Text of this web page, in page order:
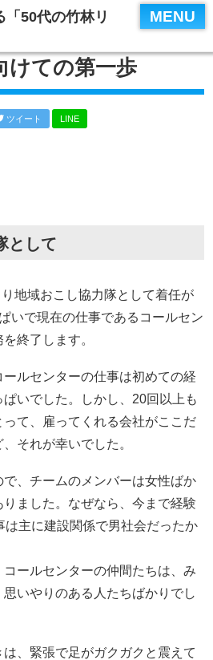
「50代の竹林リ
MENU
けての第一歩
ツイート LINE
として
地域おこし協力隊として着任が
いで現在の仕事であるコールセン
終了します。
ルセンターの仕事は初めての経
いでした。しかし、20回以上も
て、雇ってくれる会社がここだ
それが幸いでした。
、チームのメンバーは女性ばか
ました。なぜなら、今まで経験
は主に建設関係で男社会だったか
ールセンターの仲間たちは、み
いやりのある人たちばかりでし
、緊張で足がガクガクと震えて